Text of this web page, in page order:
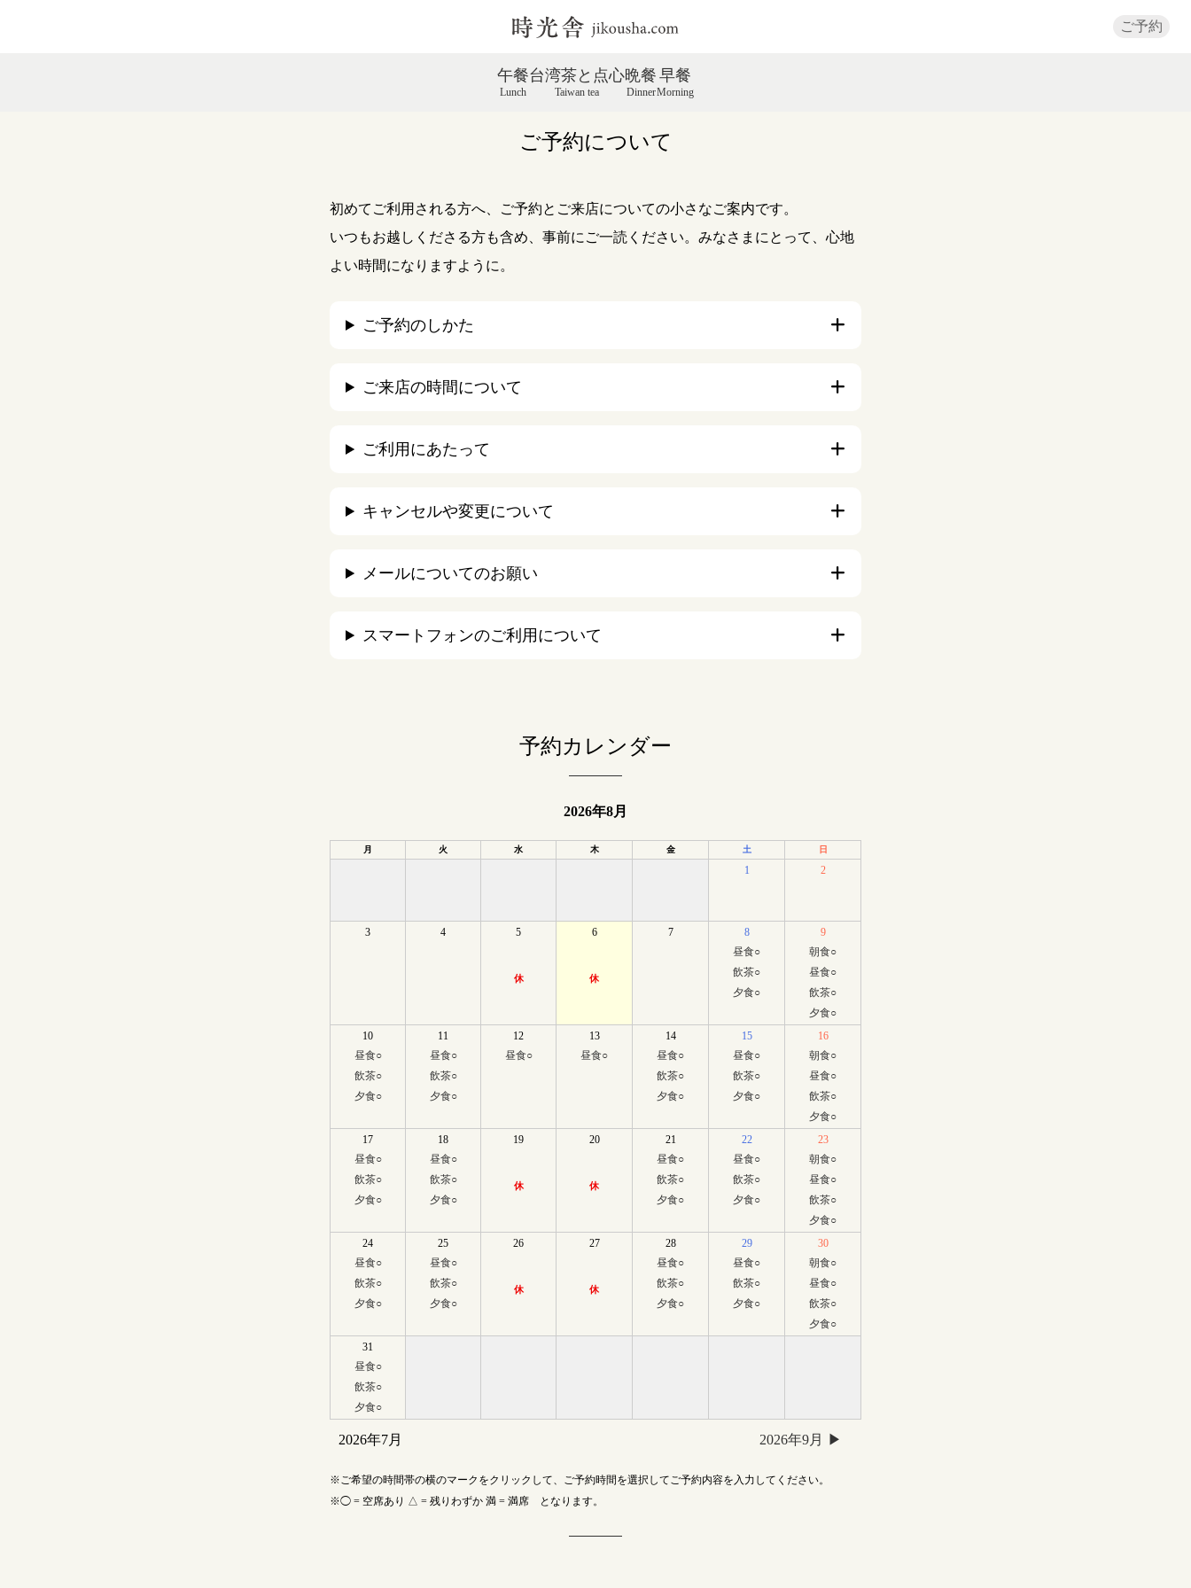
ご予約
午餐
Lunch
台湾茶と点心
Taiwan tea
晩餐
Dinner
早餐
Morning
ご予約について
初めてご利用される方へ、ご予約とご来店についての小さなご案内です。
いつもお越しくださる方も含め、事前にご一読ください。みなさまにとって、心地
よい時間になりますように。
ご予約のしかた
ご来店の時間について
ご利用にあたって
キャンセルや変更について
メールについてのお願い
スマートフォンのご利用について
予約カレンダー
2026年8月
月 火 水 木 金 土 日
1 2
3 4 5
休
6
休
7
8
昼食○
飲茶○
夕食○
9
朝食○
昼食○
飲茶○
夕食○
10
昼食○
飲茶○
夕食○
11
昼食○
飲茶○
夕食○
12
昼食○
13
昼食○
14
昼食○
飲茶○
夕食○
15
昼食○
飲茶○
夕食○
16
朝食○
昼食○
飲茶○
夕食○
17
昼食○
飲茶○
夕食○
18
昼食○
飲茶○
夕食○
19
休
20
休
21
昼食○
飲茶○
夕食○
22
昼食○
飲茶○
夕食○
23
朝食○
昼食○
飲茶○
夕食○
24
昼食○
飲茶○
夕食○
25
昼食○
飲茶○
夕食○
26
休
27
休
28
昼食○
飲茶○
夕食○
29
昼食○
飲茶○
夕食○
30
朝食○
昼食○
飲茶○
夕食○
31
昼食○
飲茶○
夕食○
2026年7月 2026年9月
ご希望の時間帯の横のマークをクリックして、ご予約時間を選択してご予約内容を入力してください。
◯ = 空席あり △ = 残りわずか 満 = 満席 となります。